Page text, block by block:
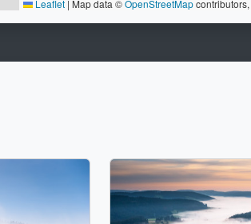
Leaflet | Map data ©OpenStreetMapcontributors,